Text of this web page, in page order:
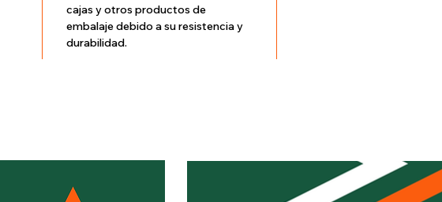
cajas y otros productos de
embalaje debido a su resistencia y
durabilidad.